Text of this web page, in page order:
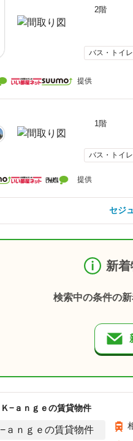
2階
バス・トイ
提供
1階
バス・トイ
提供
セジ
新
検索中の条件の
Ｋ−ａｎｇｅの賃貸物件